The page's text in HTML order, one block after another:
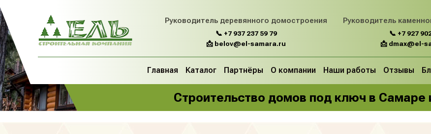
Руководитель деревянного домостроения
📞 +7 937 237 59 79
📩 belov@el-samara.ru
Руководитель
📞 +7 927
📩 dmax@el-
Главная Каталог Партнёры О компании Наши работы Отзывы
Строительство домов под ключ в Самаре